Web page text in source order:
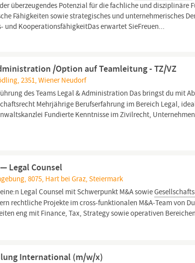
überzeugendes Potenzial für die fachliche und disziplinäre
Fähigkeiten sowie strategisches und unternehmerisches
und KooperationsfähigkeitDas erwartet SieFreuen...
/Option auf Teamleitung - TZ/VZ
2351, Wiener Neudorf
des Teams Legal & Administration Das bringst du mit
Mehrjährige Berufserfahrung im Bereich Legal,
Fundierte Kenntnisse im Zivilrecht,
Legal Counsel
8075, Hart bei Graz, Steiermark
eine:n Legal Counsel mit Schwerpunkt M&A sowie
rechtliche Projekte im cross‑funktionalen M&A‑Team von
eng mit Finance, Tax, Strategy sowie operativen
International (m/w/x)